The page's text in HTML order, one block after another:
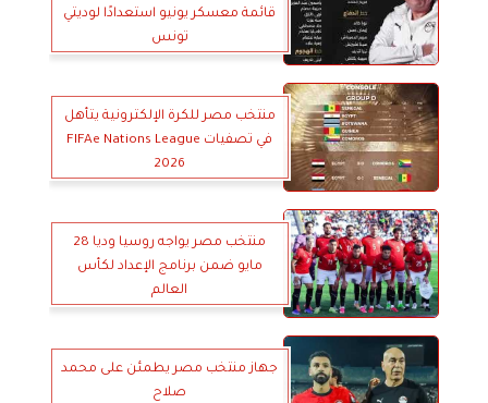
قائمة معسكر يونيو استعدادًا لوديتي
تونس
منتخب مصر للكرة الإلكترونية يتأهل
في تصفيات FIFAe Nations League
2026
منتخب مصر يواجه روسيا وديا 28
مايو ضمن برنامج الإعداد لكأس
العالم
جهاز منتخب مصر يطمئن على محمد
صلاح